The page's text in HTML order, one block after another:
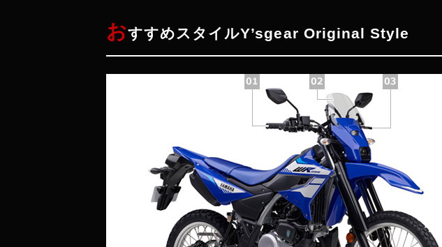
おすすめスタイルY’sgear Original Style